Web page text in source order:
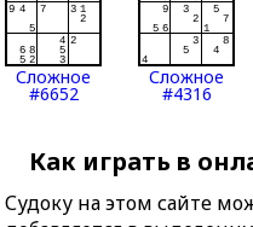
Сложное
#6652
Сложное
#4316
Как играть в
Судоку на этом сайте